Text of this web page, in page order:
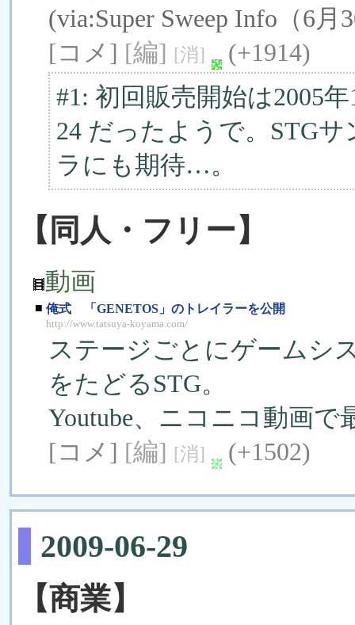
(via:Super Sweep Info（6
[コメ] [編] [消]
(+1914)
#1: 初回販売開始は2005
24 だったようで。STG
ラにも期待…。
【同人・フリー】
動画
■ 俺式 「GENETOS」のトレイラーを公開
http://www.tatsuya-koyama.com/
ステージごとにゲームシ
をたどるSTG。
Youtube、ニコニコ動画
[コメ] [編] [消] (+1502)
2009-06-29
【商業】